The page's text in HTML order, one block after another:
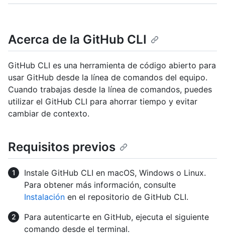
Acerca de la GitHub CLI
GitHub CLI es una herramienta de código abierto para
usar GitHub desde la línea de comandos del equipo.
Cuando trabajas desde la línea de comandos, puedes
utilizar el GitHub CLI para ahorrar tiempo y evitar
cambiar de contexto.
Requisitos previos
Instale GitHub CLI en macOS, Windows o Linux.
Para obtener más información, consulte
Instalación en el repositorio de GitHub CLI.
Para autenticarte en GitHub, ejecuta el siguiente
comando desde el terminal.